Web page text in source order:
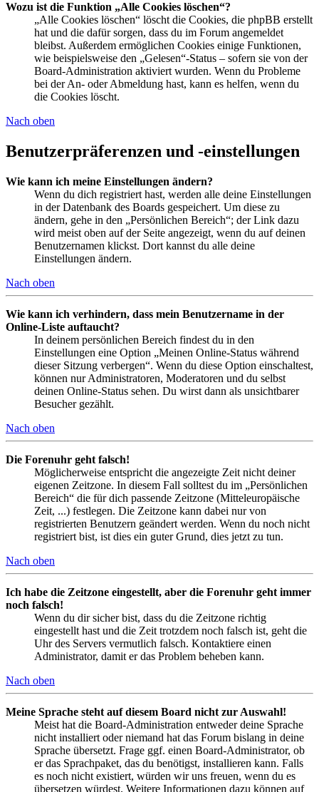
Wozu ist die Funktion „Alle Cookies löschen“?
„Alle Cookies löschen“ löscht die Cookies, die phpBB erstellt
hat und die dafür sorgen, dass du im Forum angemeldet
bleibst. Außerdem ermöglichen Cookies einige Funktionen,
wie beispielsweise den „Gelesen“-Status – sofern sie von der
Board-Administration aktiviert wurden. Wenn du Probleme
bei der An- oder Abmeldung hast, kann es helfen, wenn du
die Cookies löscht.
Nach oben
Benutzerpräferenzen und -einstellungen
Wie kann ich meine Einstellungen ändern?
Wenn du dich registriert hast, werden alle deine Einstellungen
in der Datenbank des Boards gespeichert. Um diese zu
ändern, gehe in den „Persönlichen Bereich“; der Link dazu
wird meist oben auf der Seite angezeigt, wenn du auf deinen
Benutzernamen klickst. Dort kannst du alle deine
Einstellungen ändern.
Nach oben
Wie kann ich verhindern, dass mein Benutzername in der
Online-Liste auftaucht?
In deinem persönlichen Bereich findest du in den
Einstellungen eine Option „Meinen Online-Status während
dieser Sitzung verbergen“. Wenn du diese Option einschaltest,
können nur Administratoren, Moderatoren und du selbst
deinen Online-Status sehen. Du wirst dann als unsichtbarer
Besucher gezählt.
Nach oben
Die Forenuhr geht falsch!
Möglicherweise entspricht die angezeigte Zeit nicht deiner
eigenen Zeitzone. In diesem Fall solltest du im „Persönlichen
Bereich“ die für dich passende Zeitzone (Mitteleuropäische
Zeit, ...) festlegen. Die Zeitzone kann dabei nur von
registrierten Benutzern geändert werden. Wenn du noch nicht
registriert bist, ist dies ein guter Grund, dies jetzt zu tun.
Nach oben
Ich habe die Zeitzone eingestellt, aber die Forenuhr geht immer
noch falsch!
Wenn du dir sicher bist, dass du die Zeitzone richtig
eingestellt hast und die Zeit trotzdem noch falsch ist, geht die
Uhr des Servers vermutlich falsch. Kontaktiere einen
Administrator, damit er das Problem beheben kann.
Nach oben
Meine Sprache steht auf diesem Board nicht zur Auswahl!
Meist hat die Board-Administration entweder deine Sprache
nicht installiert oder niemand hat das Forum bislang in deine
Sprache übersetzt. Frage ggf. einen Board-Administrator, ob
er das Sprachpaket, das du benötigst, installieren kann. Falls
es noch nicht existiert, würden wir uns freuen, wenn du es
übersetzen würdest. Weitere Informationen dazu können auf